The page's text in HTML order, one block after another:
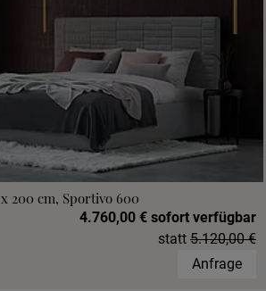
200 cm, Sportivo 600
4.760,00 € sofort verfügbar
statt 5.120,00 €
Anfrage